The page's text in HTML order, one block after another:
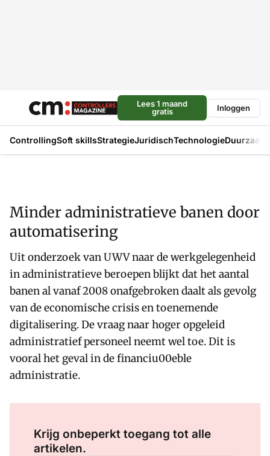
Lees 1 maand
gratis
Inloggen
ControllingSoft skillsStrategieJuridischTechnologie
Minder administratieve banen door
automatisering
Uit onderzoek van UWV naar de werkgelegenheid
in administratieve beroepen blijkt dat het aantal
banen al vanaf 2008 onafgebroken daalt als gevolg
van de economische crisis en toenemende
digitalisering. De vraag naar hoger opgeleid
administratief personeel neemt wel toe. Dit is
vooral het geval in de financiu00eble
administratie.
Krijg onbeperkt toegang tot alle
artikelen.